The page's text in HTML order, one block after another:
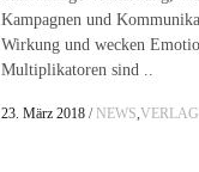
Kampagnen und
Wirkung und wecken
Multiplikatoren sind ..
23. März 2018 NEWS,VERLAG